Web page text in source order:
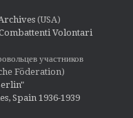
(USA)
Volontari
участников
Föderation)
Spain 1936-1939